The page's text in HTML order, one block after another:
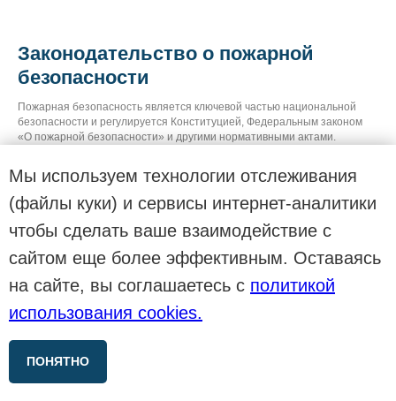
Законодательство о пожарной
безопасности
Пожарная безопасность является ключевой частью национальной
безопасности и регулируется Конституцией, Федеральным законом
«О пожарной безопасности» и другими нормативными актами.
Мы используем технологии отслеживания
(файлы куки) и сервисы интернет-аналитики
чтобы сделать ваше взаимодействие с
сайтом еще более эффективным. Оставаясь
на сайте, вы соглашаетесь с политикой
использования cookies.
ПОНЯТНО